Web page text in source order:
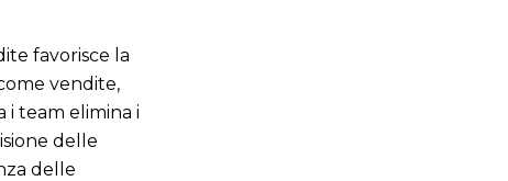
favorisce la
vendite,
i team elimina i
delle
delle